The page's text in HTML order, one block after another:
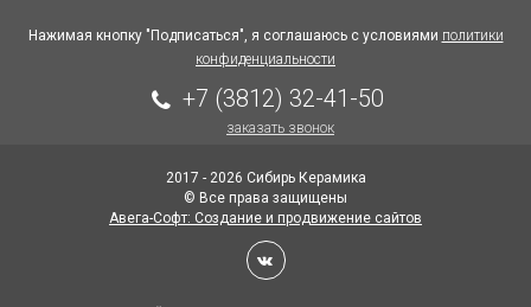
Нажимая кнопку "Подписаться", я соглашаюсь с условиями политики
конфиденциальности
+7 (3812) 32-41-50
заказать звонок
2017 - 2026 Сибирь Керамика
© Все права защищены
Авега-Софт: Создание и продвижение сайтов